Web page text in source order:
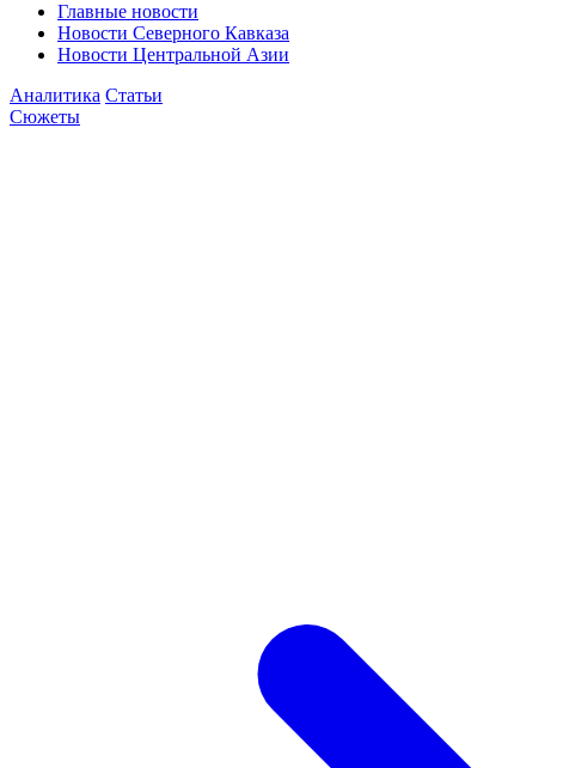
Главные новости
Новости Северного Кавказа
Новости Центральной Азии
Аналитика Статьи
Сюжеты